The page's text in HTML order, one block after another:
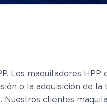
Los maquiladores HPP
o la adquisición de
clientes